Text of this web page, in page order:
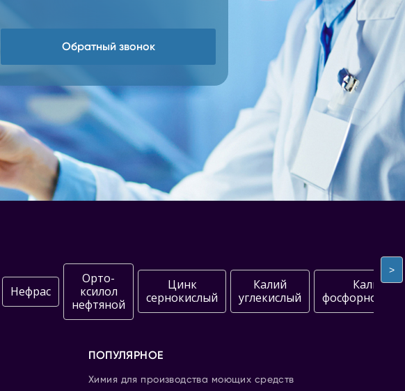
Обратный звонок
Нефрас
Орто-
ксилол
нефтяной
Цинк
сернокислый
Калий
углекислый
Калий
>
ПОПУЛЯРНОЕ
Химия для производства моющих средств